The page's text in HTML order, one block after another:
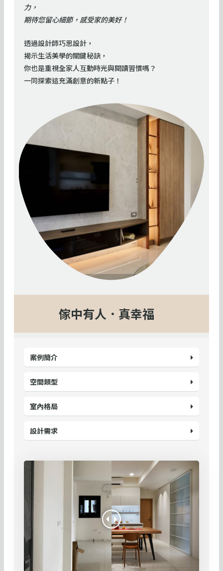
力，
期待您留心細節，感受家的美好！
透過設計師巧思設計，
揭示生活美學的關鍵秘訣，
你也是重視全家人互動時光與閱讀習慣嗎？
一同探索這充滿創意的新點子！
傢中有人．真幸福
案例簡介
空間類型
室內格局
設計需求